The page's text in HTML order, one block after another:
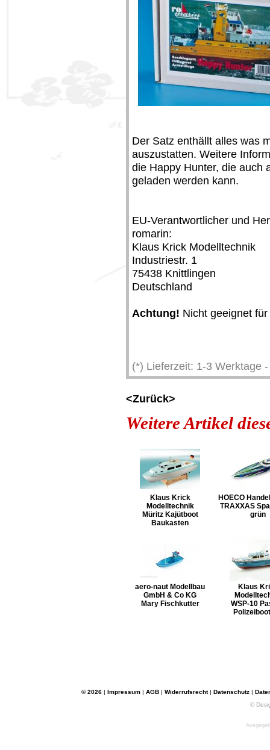
Der Satz enthällt alles was
auszustatten. Weitere
die Happy Hunter, die auch
geladen werden kann.
EU-Verantwortlicher und
romarin:
Klaus Krick Modelltechnik
Industriestr. 1
75438 Knittlingen
Deutschland
Achtung! Nicht geeignet
(*) Lieferzeit: 1-3 Werktage
<Zurück>
Weitere Artikel
Klaus Krick
Modelltechnik
Müritz Kajütboot
Baukasten
HOECO
TRAXXAS
grün
aero-naut Modellbau
GmbH & Co KG
Mary Fischkutter
Klaus
WSP-10
© 2026 | Impressum | AGB | Widerrufsrecht| Datenschutz |
©